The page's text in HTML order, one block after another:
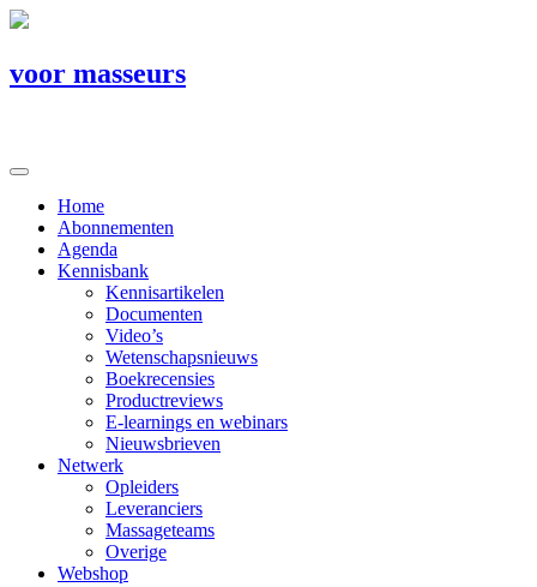
voor masseurs
Home
Abonnementen
Agenda
Kennisbank
Kennisartikelen
Documenten
Video’s
Wetenschapsnieuws
Boekrecensies
Productreviews
E-learnings en webinars
Nieuwsbrieven
Netwerk
Opleiders
Leveranciers
Massageteams
Overige
Webshop